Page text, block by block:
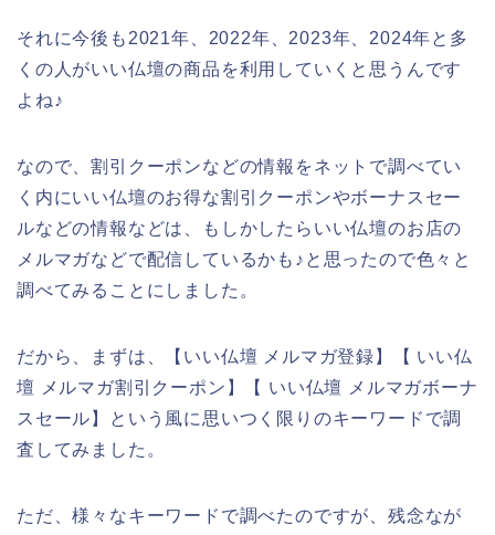
それに今後も2021年、2022年、2023年、2024年と多
くの人がいい仏壇の商品を利用していくと思うんです
よね♪
なので、割引クーポンなどの情報をネットで調べてい
く内にいい仏壇のお得な割引クーポンやボーナスセー
ルなどの情報などは、もしかしたらいい仏壇のお店の
メルマガなどで配信しているかも♪と思ったので色々と
調べてみることにしました。
だから、まずは、【いい仏壇 メルマガ登録】【 いい仏
壇 メルマガ割引クーポン】【 いい仏壇 メルマガボーナ
スセール】という風に思いつく限りのキーワードで調
査してみました。
ただ、様々なキーワードで調べたのですが、残念なが